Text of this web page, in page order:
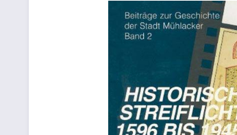
Bildergalerie überspringen